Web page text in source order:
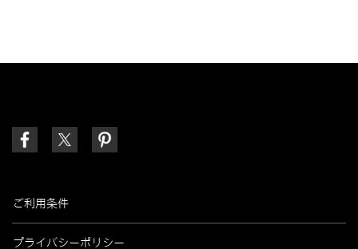
ご利用条件
プライバシーポリシー